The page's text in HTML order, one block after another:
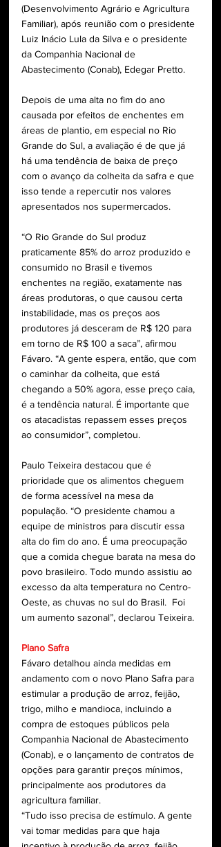
(Desenvolvimento Agrário e Agricultura
Familiar), após reunião com o presidente
Luiz Inácio Lula da Silva e o presidente
da Companhia Nacional de
Abastecimento (Conab), Edegar Pretto.
Depois de uma alta no fim do ano
causada por efeitos de enchentes em
áreas de plantio, em especial no Rio
Grande do Sul, a avaliação é de que já
há uma tendência de baixa de preço
com o avanço da colheita da safra e que
isso tende a repercutir nos valores
apresentados nos supermercados.
“O Rio Grande do Sul produz
praticamente 85% do arroz produzido e
consumido no Brasil e tivemos
enchentes na região, exatamente nas
áreas produtoras, o que causou certa
instabilidade, mas os preços aos
produtores já desceram de R$ 120 para
em torno de R$ 100 a saca”, afirmou
Fávaro. “A gente espera, então, que com
o caminhar da colheita, que está
chegando a 50% agora, esse preço caia,
é a tendência natural. É importante que
os atacadistas repassem esses preços
ao consumidor”, completou.
Paulo Teixeira destacou que é
prioridade que os alimentos cheguem
de forma acessível na mesa da
população. “O presidente chamou a
equipe de ministros para discutir essa
alta do fim do ano. É uma preocupação
que a comida chegue barata na mesa do
povo brasileiro. Todo mundo assistiu ao
excesso da alta temperatura no Centro-
Oeste, as chuvas no sul do Brasil.  Foi
um aumento sazonal”, declarou Teixeira.
Plano Safra
Fávaro detalhou ainda medidas em
andamento com o novo Plano Safra para
estimular a produção de arroz, feijão,
trigo, milho e mandioca, incluindo a
compra de estoques públicos pela
Companhia Nacional de Abastecimento
(Conab), e o lançamento de contratos de
opções para garantir preços mínimos,
principalmente aos produtores da
agricultura familiar.
“Tudo isso precisa de estímulo. A gente
vai tomar medidas para que haja